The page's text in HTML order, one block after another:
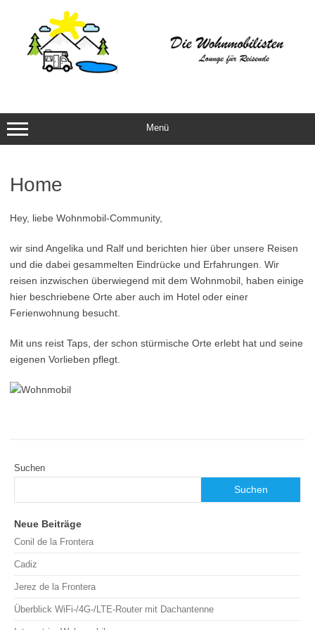
Menü
Home
Hey, liebe Wohnmobil-Community,
wir sind Angelika und Ralf und berichten hier über unsere Reisen
und die dabei gesammelten Eindrücke und Erfahrungen. Wir
reisen inzwischen überwiegend mit dem Wohnmobil, haben einige
hier beschriebene Orte aber auch im Hotel oder einer
Ferienwohnung besucht.
Mit uns reist Taps, der schon stürmische Orte erlebt hat und seine
eigenen Vorlieben pflegt.
Suchen
Suchen
Neue Beiträge
Conil de la Frontera
Cadiz
Jerez de la Frontera
Überblick WiFi-/4G-/LTE-Router mit Dachantenne